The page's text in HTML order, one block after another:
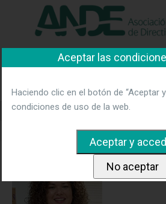
"Ver política"
Asociación
21-Valencia-Carolina-
Aceptar las
Haciendo clic en el botón de “Aceptar
condiciones de uso de la web.